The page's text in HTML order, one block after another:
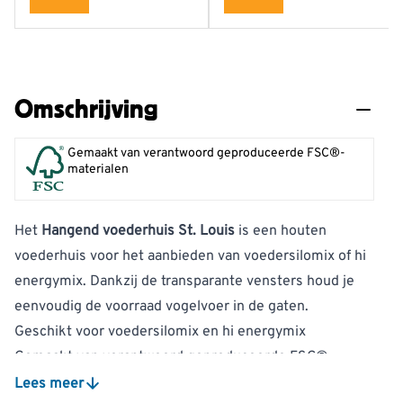
Omschrijving
Gemaakt van verantwoord geproduceerde FSC®-
materialen
Het Hangend voederhuis St. Louis is een houten
voederhuis voor het aanbieden van voedersilomix of hi
energymix. Dankzij de transparante vensters houd je
eenvoudig de voorraad vogelvoer in de gaten.
Geschikt voor voedersilomix en hi energymix
Gemaakt van verantwoord geproduceerde FSC®-
materialen
Lees meer